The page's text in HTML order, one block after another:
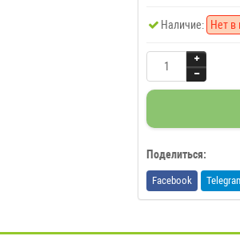
Наличие: Нет в
Поделиться:
Facebook